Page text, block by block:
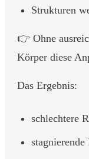
Strukturen
👉 Ohne
Körper diese
Das Ergebnis:
schlechtere